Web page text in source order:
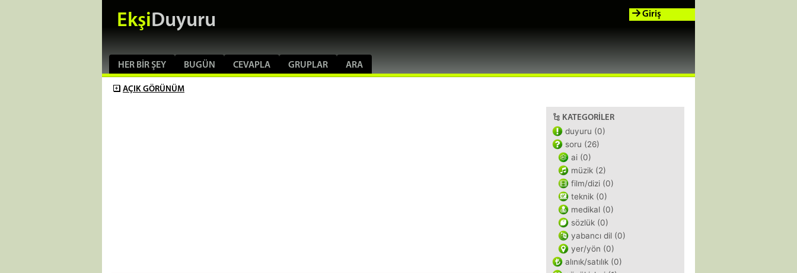
EkşiDuyuru
HER BIR ŞEY BUGÜN CEVAPLA GRUPLAR ARA
Giriş
AÇIK GÖRÜNÜM
KATEGORILER
duyuru (0)
soru (26)
ai (0)
müzik (2)
film/dizi (0)
teknik (0)
medikal (0)
sözlük (0)
yabancı dil (0)
yer/yön (0)
alınık/satılık (0)